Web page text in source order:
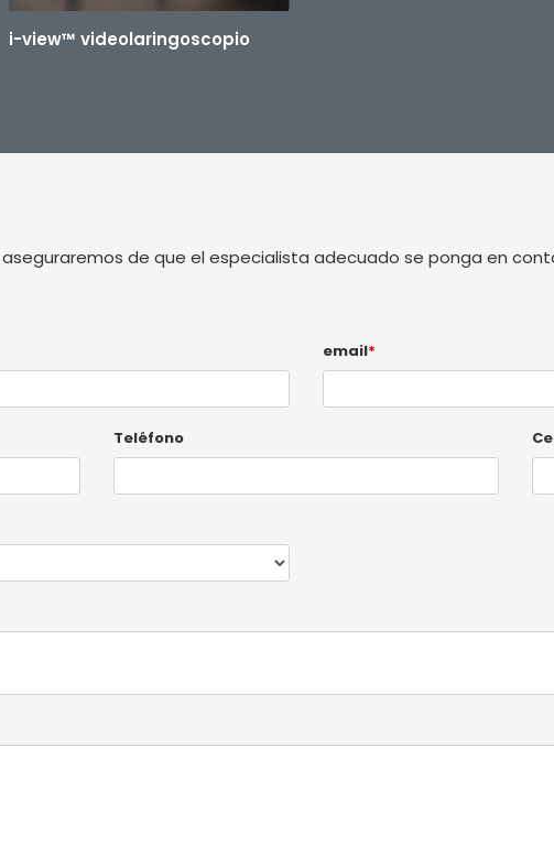
i-view™ videolaringoscopio
aseguraremos de que el especialista adecuado se ponga en
email*
Teléfono